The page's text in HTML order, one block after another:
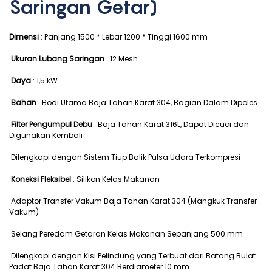
Saringan Getar)
Dimensi : Panjang 1500 * Lebar 1200 * Tinggi 1600 mm
Ukuran Lubang Saringan : 12 Mesh
Daya : 1,5 kW
Bahan : Bodi Utama Baja Tahan Karat 304, Bagian Dalam Dipoles
Filter Pengumpul Debu : Baja Tahan Karat 316L, Dapat Dicuci dan
Digunakan Kembali
Dilengkapi dengan Sistem Tiup Balik Pulsa Udara Terkompresi
Koneksi Fleksibel : Silikon Kelas Makanan
Adaptor Transfer Vakum Baja Tahan Karat 304 (Mangkuk Transfer
Vakum)
Selang Peredam Getaran Kelas Makanan Sepanjang 500 mm
Dilengkapi dengan Kisi Pelindung yang Terbuat dari Batang Bulat
Padat Baja Tahan Karat 304 Berdiameter 10 mm